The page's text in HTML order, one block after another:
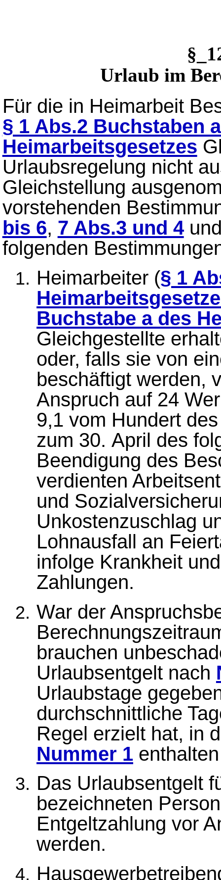
Urlaub im
Für die in Heimarbeit
§ 1 Abs.2 Buchstaben
Heimarbeitsgesetzes
Urlaubsregelung nicht
Gleichstellung
vorstehenden
bis 6, 7 Abs.3 und 4
folgenden
Heimarbeiter (§ 1
Buchstabe a des
Gleichgestellte
oder, falls sie von
beschäftigt werden,
Anspruch auf 24
9,1 vom Hundert
zum 30. April des
Beendigung des
verdienten
und
Unkostenzuschlag
Lohnausfall an
infolge Krankheit
Zahlungen.
War der
brauchen
Urlaubsentgelt nach
Urlaubstage
durchschnittliche
Regel erzielt hat, in
Nummer 1
Das Urlaubsentgelt
bezeichneten
Entgeltzahlung vor
werden.